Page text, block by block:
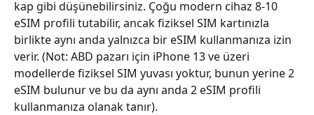
kap gibi düşünebilirsiniz. Çoğu modern cihaz 8-10
eSIM profili tutabilir, ancak fiziksel SIM kartınızla
birlikte aynı anda yalnızca bir eSIM kullanmanıza izin
verir. (Not: ABD pazarı için iPhone 13 ve üzeri
modellerde fiziksel SIM yuvası yoktur, bunun yerine 2
eSIM bulunur ve bu da aynı anda 2 eSIM profili
kullanmanıza olanak tanır).